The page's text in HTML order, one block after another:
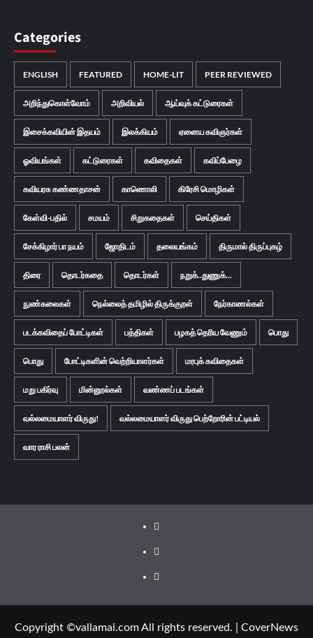
Categories
ENGLISH FEATURED HOME-LIT PEER REVIEWED
அறிந்துகொள்வோம் அறிவியல் ஆய்வுக் கட்டுரைகள்
இசைக்கவியின் இதயம் இலக்கியம் ஏனைய கவிஞர்கள்
ஓவியங்கள் கட்டுரைகள் கவிதைகள் கவிப்பேழை
கவியரசு கண்ணதாசன் காணொலி கிரேசி மொழிகள்
கேள்வி-பதில் சமயம் சிறுகதைகள் செய்திகள்
சேக்கிழார் பா நயம் ஜோதிடம் தலையங்கம் திருமால் திருப்புகழ்
திரை தொடர்கதை தொடர்கள் நறுக்..துணுக்...
நுண்கலைகள் நெல்லைத் தமிழில் திருக்குறள் நேர்காணல்கள்
படக்கவிதைப் போட்டிகள் பத்திகள் பழகத் தெரிய வேணும் பொது
பொது போட்டிகளின் வெற்றியாளர்கள் மரபுக் கவிதைகள்
மறு பகிர்வு மின்னூல்கள் வண்ணப் படங்கள்
வல்லமையாளர் விருது! வல்லமையாளர் விருது பெற்றோரின் பட்டியல்
வார ராசி பலன்
Facebook
Twitter
Youtube
Copyright ©vallamai.com All rights reserved.
CoverNews